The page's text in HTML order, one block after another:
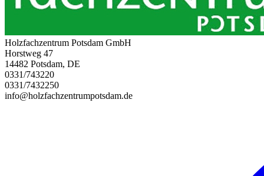
Holzfachzentrum Potsdam GmbH
Horstweg 47
14482 Potsdam, DE
0331/743220
0331/7432250
info@holzfachzentrumpotsdam.de